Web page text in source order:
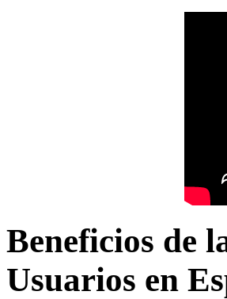
Beneficios de
Usuarios en